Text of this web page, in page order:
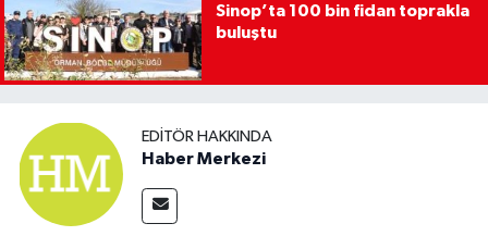
Sinop’ta 100 bin fidan toprakla
buluştu
EDITÖR HAKKINDA
Haber Merkezi